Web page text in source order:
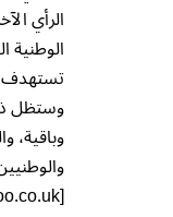
الرأي
الوطنية
تستهدف
وستظل
وباقية،